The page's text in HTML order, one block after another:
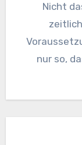
Nicht
nur so,